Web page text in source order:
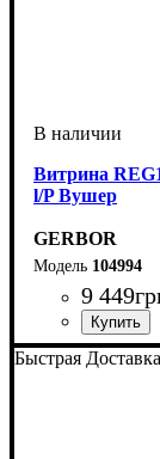
Витрина
l/P Вушер
GERBOR
104994
9 449
Быстрая Доставка